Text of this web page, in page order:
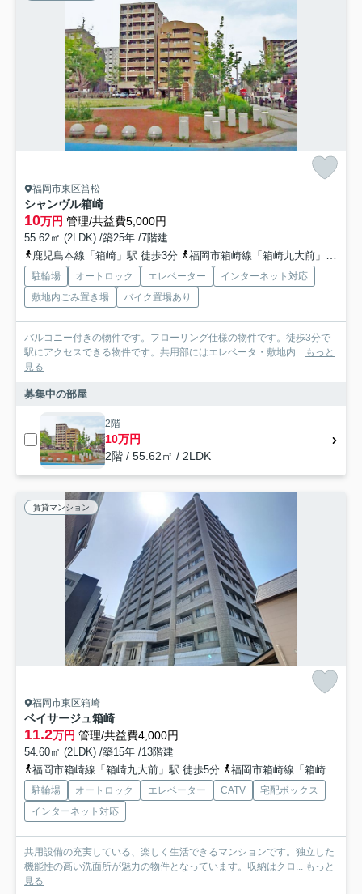
福岡市東区筥松
シャンヴル箱崎
10万円 管理/共益費5,000円
55.62㎡ (2LDK) /築25年 /7階建
鹿児島本線「箱崎」駅 徒歩3分
福岡市箱崎線「箱崎九大前」駅 徒歩12分
駐輪場 オートロック エレベーター
インターネット対応
敷地内ごみ置き場
バイク置場あり
バルコニー付きの物件です。フローリング仕様の物件です。徒歩3分で
駅にアクセスできる物件です。共用部にはエレベータ・敷地内...
もっと
見る
募集中の部屋
2階
10万円
2階 / 55.62㎡ / 2LDK
賃貸マンション
福岡市東区箱崎
ベイサージュ箱崎
11.2万円 管理/共益費4,000円
54.60㎡ (2LDK) /築15年 /13階建
福岡市箱崎線「箱崎九大前」駅 徒歩5分
福岡市箱崎線「箱崎宮前」駅 徒歩6分
駐輪場 オートロック エレベーター CATV
宅配ボックス
インターネット対応
共用設備の充実している、楽しく生活できるマンションです。独立した
機能性の高い洗面所が魅力の物件となっています。収納はクロ...
もっと
見る